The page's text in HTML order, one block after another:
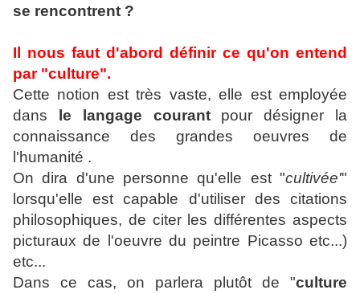
se rencontrent ?
Il nous faut d'abord définir ce qu'on entend
par "culture".
Cette notion est très vaste, elle est employée
dans
le langage courantpour désigner la
connaissance des grandes oeuvres de
l'humanité .
On dira d'une personne qu'elle est "cultivée'"
lorsqu'elle est capable d'utiliser des citations
philosophiques, de citer les différentes aspects
picturaux de l'oeuvre du peintre Picasso etc...)
etc...
Dans ce cas, on parlera plutôt de "culture